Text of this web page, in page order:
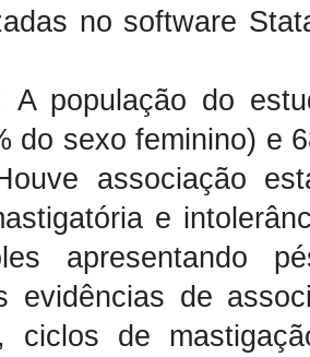
no software
A população do
do sexo feminino) e
associação
e
apresentando
evidências de
ciclos de